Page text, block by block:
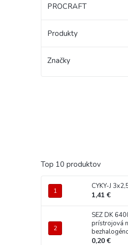
PROCRAFT
Produkty
Značky
Top 10 produktov
CYKY-J
1,41 €
SEZ DK
prístrojová
0,20 €